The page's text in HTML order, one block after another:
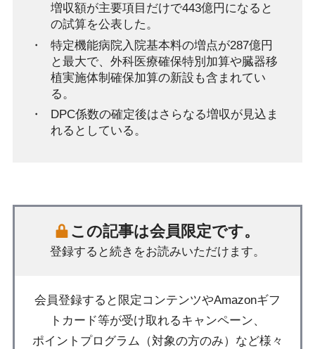
増収額が主要項目だけで443億円になると
の試算を公表した。
特定機能病院入院基本料の増点が287億円
と最大で、外科医療確保特別加算や臓器移
植実施体制確保加算の新設も含まれてい
る。
DPC係数の確定後はさらなる増収が見込ま
れるとしている。
この記事は会員限定です。
登録すると続きをお読みいただけます。
会員登録すると限定コンテンツやAmazonギフ
トカード等が受け取れるキャンペーン、
ポイントプログラム（対象の方のみ）など様々